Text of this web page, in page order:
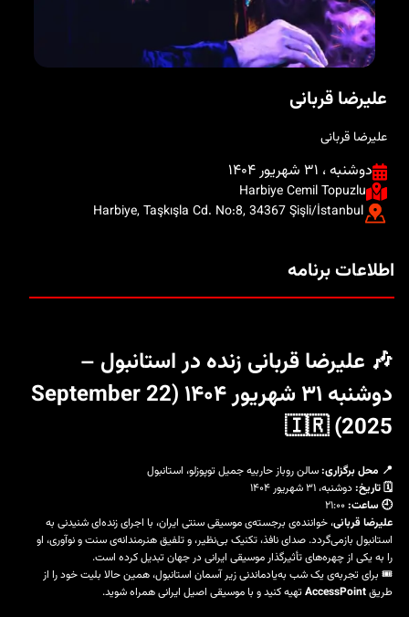
علیرضا قربانی
علیرضا قربانی
دوشنبه ، ۳۱ شهریور ۱۴۰۴
Harbiye Cemil Topuzlu
Harbiye, Taşkışla Cd. No:8, 34367 Şişli/İstanbul
اطلاعات برنامه
🎶 علیرضا قربانی زنده در استانبول –
دوشنبه ۳۱ شهریور ۱۴۰۴ (22 September
2025)
🇮🇷
📍 محل برگزاری:سالن روباز حاربیه جمیل توپوزلو، استانبول
🗓️ تاریخ: دوشنبه، ۳۱ شهریور ۱۴۰۴
🕘 ساعت:
علیرضا قربانی، خواننده‌ی برجسته‌ی موسیقی سنتی ایران، با اجرای زنده‌ای شنیدنی به
استانبول بازمی‌گردد. صدای نافذ، تکنیک بی‌نظیر، و تلفیق هنرمندانه‌ی سنت و نوآوری، او
را به یکی از چهره‌های تأثیرگذار موسیقی ایرانی در جهان تبدیل کرده است.
🎟️ برای تجربه‌ی یک شب به‌یادماندنی زیر آسمان استانبول، همین حالا بلیت خود را از
طریقAccessPoint تهیه کنید و با موسیقی اصیل ایرانی همراه شوید.